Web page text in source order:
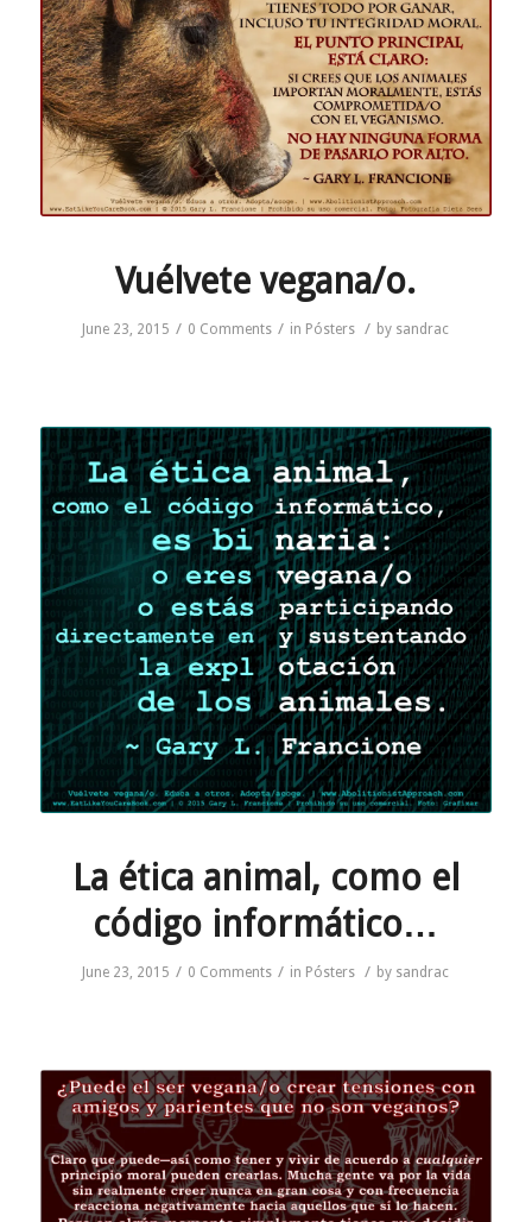
Vuélvete vegana/o.
June 23, 2015 / 0 Comments / in Pósters / by sandrac
La ética animal, como el
código informático…
June 23, 2015 / 0 Comments / in Pósters / by sandrac